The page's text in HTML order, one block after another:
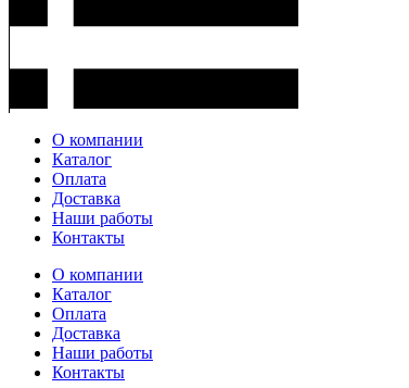
О компании
Каталог
Оплата
Доставка
Наши работы
Контакты
О компании
Каталог
Оплата
Доставка
Наши работы
Контакты